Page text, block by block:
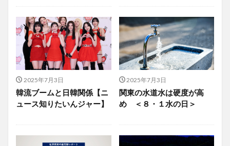
2025年7月3日
韓流ブームと日韓関係【ニ
ュース知りたいんジャー】
2025年7月3日
関東の水道水は硬度が高
め ＜８・１水の日＞